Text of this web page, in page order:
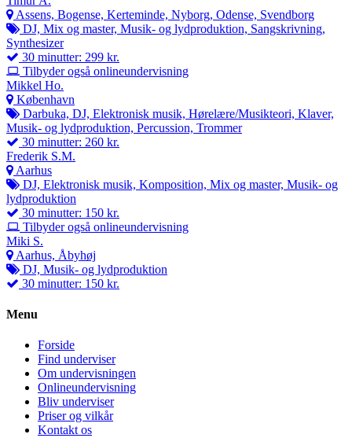
Assens, Bogense, Kerteminde, Nyborg, Odense, Svendborg
DJ, Mix og master, Musik- og lydproduktion, Sangskrivning,
Synthesizer
30 minutter: 299 kr.
Tilbyder også onlineundervisning
Mikkel Ho.
København
Darbuka, DJ, Elektronisk musik, Hørelære/Musikteori, Klaver,
Musik- og lydproduktion, Percussion, Trommer
30 minutter: 260 kr.
Frederik S.M.
Aarhus
DJ, Elektronisk musik, Komposition, Mix og master, Musik- og
lydproduktion
30 minutter: 150 kr.
Tilbyder også onlineundervisning
Miki S.
Aarhus, Åbyhøj
DJ, Musik- og lydproduktion
30 minutter: 150 kr.
Menu
Forside
Find underviser
Om undervisningen
Onlineundervisning
Bliv underviser
Priser og vilkår
Kontakt os